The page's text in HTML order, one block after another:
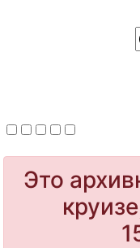
Это